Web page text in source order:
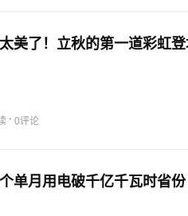
美了！立秋的第一道彩虹
· 0评论
单月用电破千亿千瓦时省份